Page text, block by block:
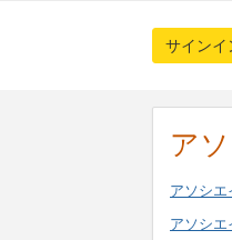
サインイ
ア
アソシ
アソシ